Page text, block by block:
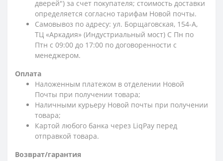
дверей") за счет покупателя; стоимость доставки
определяется согласно тарифам Новой почты.
Самовывоз по адресу: ул. Борщаговская, 154-А,
ТЦ «Аркадия» (Индустриальный мост) С Пн по
Птн с 09:00 до 17:00 по договоренности с
менеджером.
Оплата
Наложенным платежом в отделении Новой
Почты при получении товара;
Наличными курьеру Новой почты при получении
товара;
Картой любого банка через LiqPay перед
отправкой товара.
Возврат/гарантия